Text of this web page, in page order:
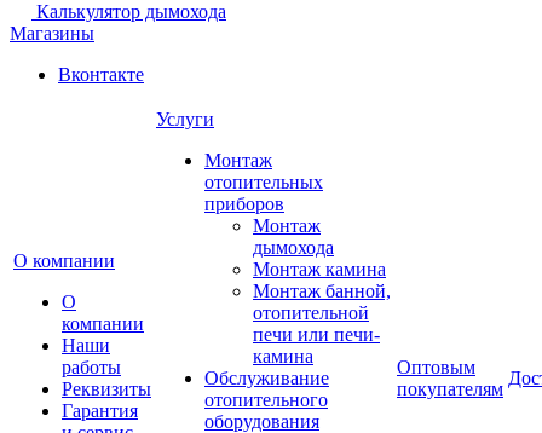
Калькулятор дымохода
Магазины
Вконтакте
О компании
О
компании
Наши
работы
Реквизиты
Гарантия
Услуги
Монтаж
отопительных
приборов
Монтаж
дымохода
Монтаж камина
Монтаж банной,
отопительной
печи или печи-
камина
Обслуживание
отопительного
оборудования
Оптовым
покупателям